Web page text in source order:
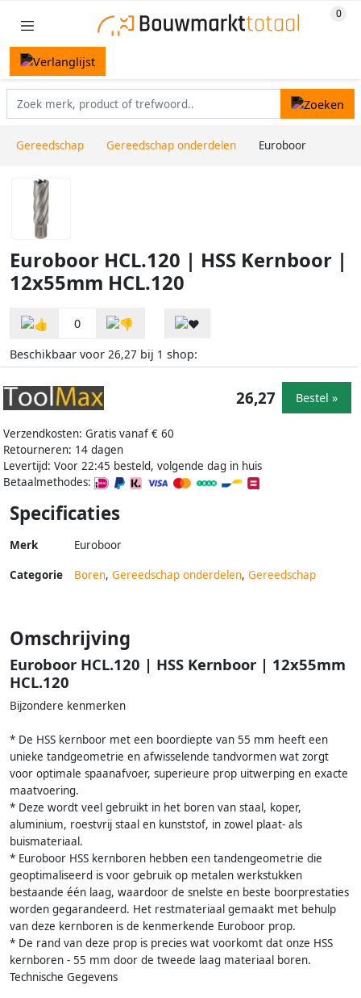
Gereedschap Gereedschap onderdelen Euroboor
Euroboor HCL.120 | HSS Kernboor |
12x55mm HCL.120
0
Beschikbaar voor 26,27 bij 1 shop:
Verzendkosten: Gratis vanaf € 60
Retourneren: 14 dagen
Levertijd: Voor 22:45 besteld, volgende dag in huis
Betaalmethodes:
26,27 Bestel »
Specificaties
Merk Euroboor
Categorie Boren, Gereedschap onderdelen, Gereedschap
Omschrijving
Euroboor HCL.120 | HSS Kernboor | 12x55mm
HCL.120
Bijzondere kenmerken
* De HSS kernboor met een boordiepte van 55 mm heeft een
unieke tandgeometrie en afwisselende tandvormen wat zorgt
voor optimale spaanafvoer, superieure prop uitwerping en exacte
maatvoering.
* Deze wordt veel gebruikt in het boren van staal, koper,
aluminium, roestvrij staal en kunststof, in zowel plaat- als
buismateriaal.
* Euroboor HSS kernboren hebben een tandengeometrie die
geoptimaliseerd is voor gebruik op metalen werkstukken
bestaande één laag, waardoor de snelste en beste boorprestaties
worden gegarandeerd. Het restmateriaal gemaakt met behulp
van deze kernboren is de kenmerkende Euroboor prop.
* De rand van deze prop is precies wat voorkomt dat onze HSS
kernboren - 55 mm door de tweede laag materiaal boren.
Technische Gegevens